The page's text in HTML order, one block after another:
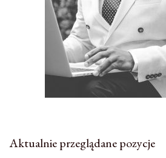
Aktualnie przeglądane pozycje